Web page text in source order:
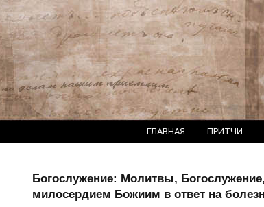
ГЛАВНАЯ ПРИТЧИ
Богослужение: Молитвы,
милосердием Божиим в ответ на